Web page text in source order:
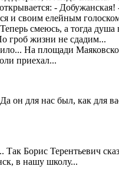
- Добужанская!
и своим елейным
смеюсь, а тогда душа
гроб жизни не сдадим...
На площади
приехал...
он для нас был, как для
Так Борис Терентьевич
в нашу школу...